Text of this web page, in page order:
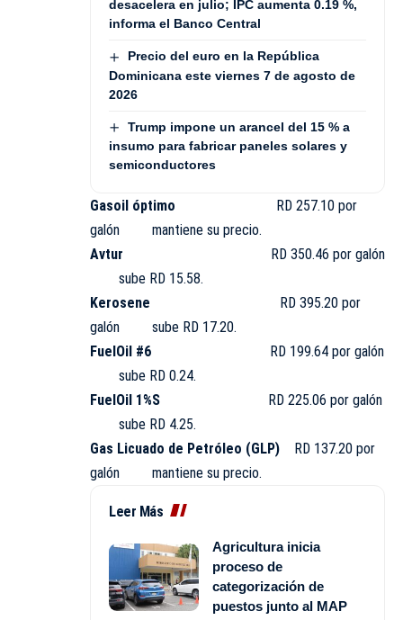
desacelera en julio; IPC aumenta 0.19 %,
informa el Banco Central
Precio del euro en la República
Dominicana este viernes 7 de agosto de
2026
Trump impone un arancel del 15 % a
insumo para fabricar paneles solares y
semiconductores
Gasoil óptimo RD 257.10 por
galón mantiene su precio.
Avtur RD 350.46 por galón
sube RD 15.58.
Kerosene RD 395.20 por
galón sube RD 17.20.
FuelOil #6 RD 199.64 por galón
sube RD 0.24.
FuelOil 1%S RD 225.06 por galón
sube RD 4.25.
Gas Licuado de Petróleo (GLP) RD 137.20 por
galón mantiene su precio.
Leer Más
Agricultura inicia
proceso de
categorización de
puestos junto al MAP